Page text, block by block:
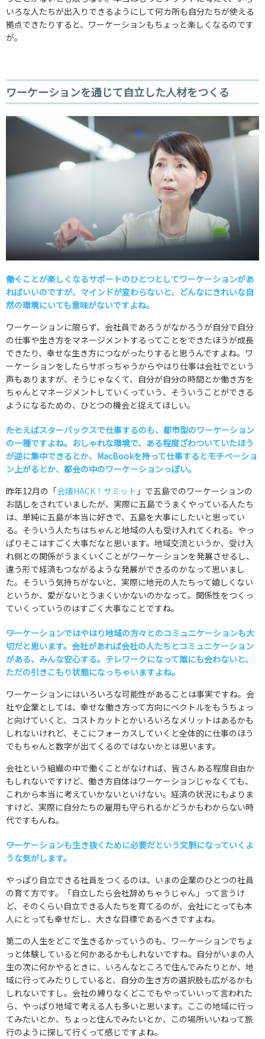
いろな人たちが出入りできるようにして何カ所も自分たちが使える
拠点できたりすると、ワーケーションもちょっと楽しくなるのです
が。
ワーケーションを通じて自立した人材をつくる
――働くことが楽しくなるサポートのひとつとしてワーケーションがあ
ればいいのですが、マインドが変わらないと、どんなにきれいな自
然の環境にいても意味がないですよね。
ワーケーションに限らず、会社員であろうがなかろうが自分で自分
の仕事や生き方をマネージメントするってことをできたほうが成長
できたり、幸せな生き方につながったりすると思うんですよね。ワ
ーケーションをしたらサボっちゃうからやはり仕事は会社でという
声もありますが、そうじゃなくて、自分が自分の時間とか働き方を
ちゃんとマネージメントしていくっていう、そういうことができる
ようになるための、ひとつの機会と捉えてほしい。
――たとえばスターバックスで仕事するのも、都市型のワーケーション
の一種ですよね。おしゃれな環境で、ある程度ざわついていたほう
が逆に集中できるとか、MacBookを持って仕事するとモチベーショ
ン上がるとか、都会の中のワーケーションっぽい。
昨年12月の「会議HACK！サミット 」で五島でのワーケーションの
お話しをされていましたが、実際に五島でうまくやっている人たち
は、単純に五島が本当に好きで、五島を大事にしたいと思ってい
る。そういう人たちはちゃんと地域の人も受け入れてくれる。やっ
ぱりそこはすごく大事だなと思います。地域交流というか、受け入
れ側との関係がうまくいくことがワーケーションを発展させるし、
違う形で経済もつながるような発展ができるのかなって思いまし
た。そういう気持ちがないと、実際に地元の人たちって嬉しくない
というか、愛がないとうまくいかないのかなって。関係性をつくっ
ていくっていうのはすごく大事なことですね。
――ワーケーションではやはり地域の方々とのコミュニケーションも大
切だと思います。会社があれば会社の人たちとコミュニケーション
がある、みんな安心する。テレワークになって誰にも会わないと、
ただの引きこもり状態になっちゃいますよね。
ワーケーションにはいろいろな可能性があることは事実ですね。会
社や企業としては、幸せな働き方って方向にベクトルをもうちょっ
と向けていくと、コストカットとかいろいろなメリットはあるかも
しれないけれど、そこにフォーカスしていくと全体的に仕事のほう
でもちゃんと数字が出てくるのではないかとは思います。
会社という組織の中で働くことがなければ、皆さんある程度自由か
もしれないですけど、働き方自体はワーケーションじゃなくても、
これから本当に考えていかないといけない。経済の状況にもよりま
すけど、実際に自分たちの雇用も守られるかどうかもわからない時
代ですもんね。
――ワーケーションも生き抜くために必要だという文脈になっていくよ
うな気がします。
やっぱり自立できる社員をつくるのは、いまの企業のひとつの社員
の育て方です。「自立したら会社辞めちゃうじゃん」って言うけ
ど、そのくらい自立できる人たちを育てるのが、会社にとっても本
人にとっても幸せだし、大きな目標であるべきですよね。
第二の人生をどこで生きるかっていうのも、ワーケーションでちょ
っと体験していると何かあるかもしれないですね。自分がいまの人
生の次に何かやるときに、いろんなところで住んでみたりとか、地
域に行ってみたりしていると、自分の生き方の選択肢も広がるかも
しれないですし。会社の縛りなくどこでもやっていいって言われた
ら、やっぱり地域で考える人も多いと思います。ここの地域に行っ
てみたいとか、ちょっと住んでみたいとか、この場所いいねって旅
行のように探して行くって感じですよね。